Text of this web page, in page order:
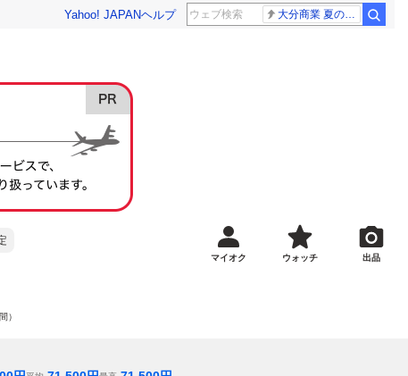
Yahoo! JAPANヘルプ 大分商業 夏の甲子園
マイオク ウォッチ 出品
）